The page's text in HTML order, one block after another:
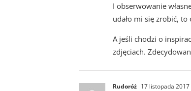
I obserwowanie
udało mi się zrobić,
A jeśli chodzi o
zdjęciach.
Rudoróż 17 listopada 2017